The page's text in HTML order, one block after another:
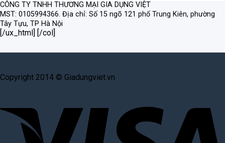
CÔNG TY TNHH THƯƠNG MẠI GIA DỤNG VIỆT
MST: 0105994366. Địa chỉ: Số 15 ngõ 121 phố Trung Kiên, phường
Tây Tựu, TP Hà Nội
[/ux_html] [/col]
Copyright 2014 © Giadungviet.vn